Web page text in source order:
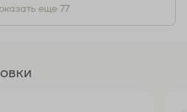
еще 77